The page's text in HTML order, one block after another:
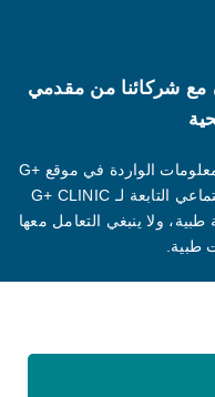
مع شركائنا من مقدمي
يؤكد هذا التحذير والبيان أن المقالات والمعلومات الواردة في موقع G+
CLINIC أو أي من مواقع التواصل الاجتماعي التابعة لـ G+ CLINIC
ولا ينبغي التعامل معها
طبية.